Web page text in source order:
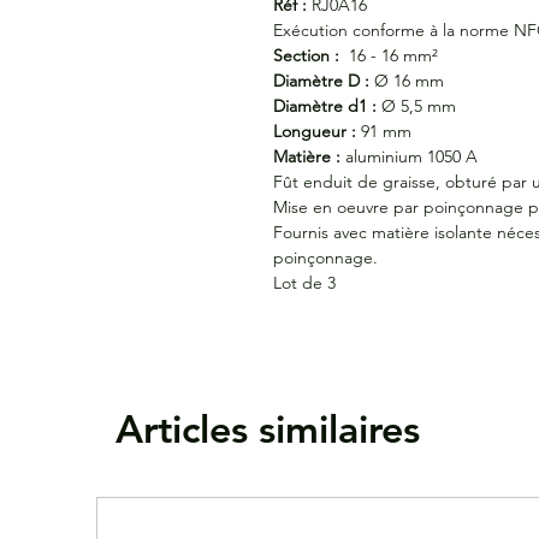
Réf : RJ0A16
Exécution conforme à la norme
Section : 16 - 16 mm²
Diamètre D : Ø 16 mm
Diamètre d1 : Ø 5,5 mm
Longueur : 91 mm
Matière : aluminium 1050 A
Fût enduit de graisse, obturé par
Mise en oeuvre par poinçonnage
Fournis avec matière isolante
poinçonnage.
Lot de 3
Articles similaires